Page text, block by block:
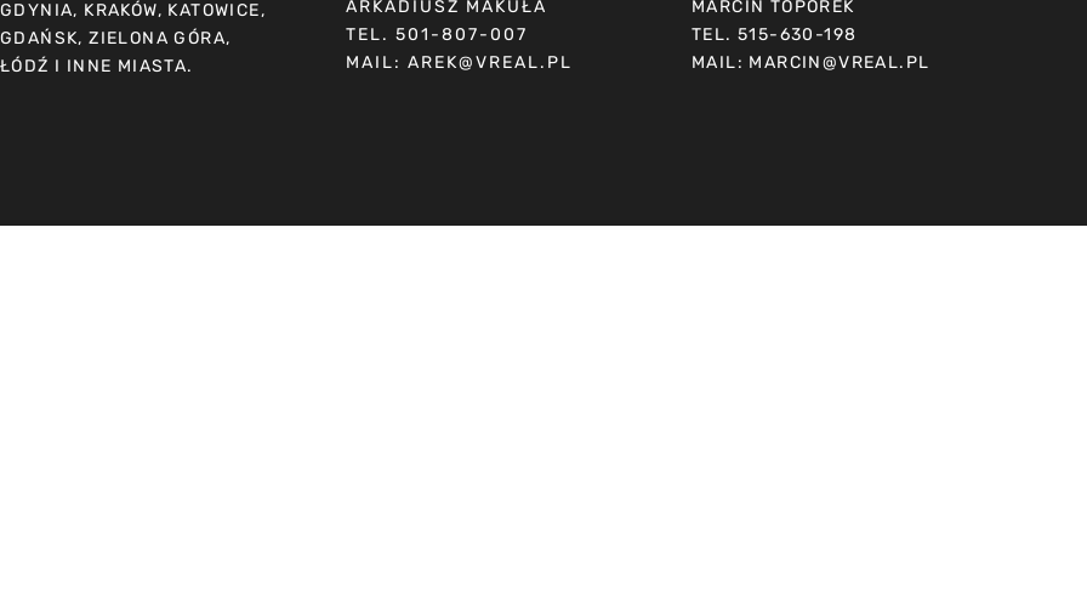
GDYNIA, KRAKÓW, KATOWICE,
GDAŃSK, ZIELONA GÓRA,
ŁÓDŹ I INNE MIASTA.
ARKADIUSZ MAKUŁA
TEL. 501-807-007
MAIL: AREK@VREAL.PL
MARCIN TOPOREK
TEL. 515-630-198
MAIL: MARCIN@VREAL.PL